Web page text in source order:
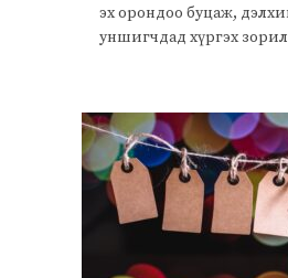
эх орондоо буцаж,
уншигчдад хүргэх